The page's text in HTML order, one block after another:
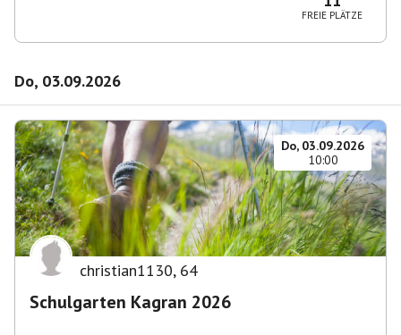
FREIE PLÄTZE
Do, 03.09.2026
Do, 03.09.2026
10:00
christian1130, 64
Schulgarten Kagran 2026